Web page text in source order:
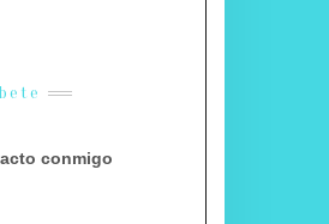
conmigo